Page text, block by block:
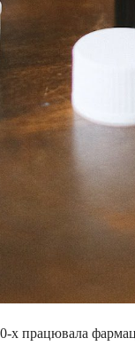
х працювала